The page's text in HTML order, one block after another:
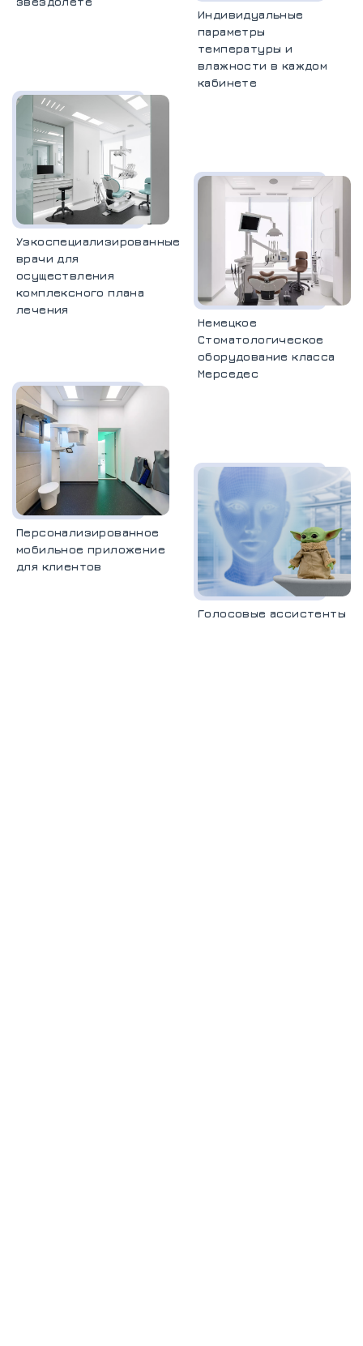
Индивидуальные
параметры
температуры и
влажности в каждом
кабинете
Узкоспециализированные
врачи для
осуществления
комплексного плана
лечения
Немецкое
Стоматологическое
оборудование класса
Мерседес
Персонализированное
мобильное приложение
для клиентов
Голосовые ассистенты